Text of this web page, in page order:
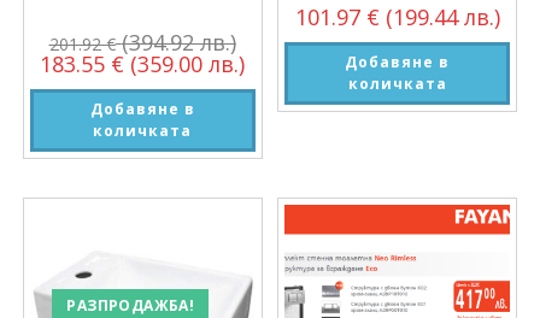
201.92€ (394.92 лв.)
183.55 € (359.00 лв.)
Добавяне в
количката
101.97 € (199.44 лв.)
Добавяне в
количката
РАЗПРОДАЖБА!